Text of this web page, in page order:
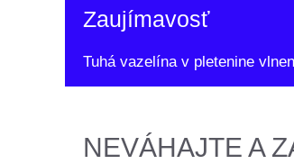
Zaujímavosť
Tuhá vazelína v pletenine
NEVÁHAJTE A